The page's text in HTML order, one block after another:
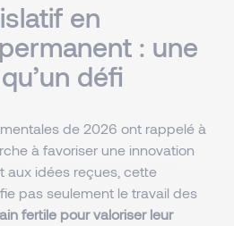
en
: une
défi
de 2026 ont rappelé à
à favoriser une innovation
aux idées reçues, cette
pas seulement le travail des
fertile pour valoriser leur